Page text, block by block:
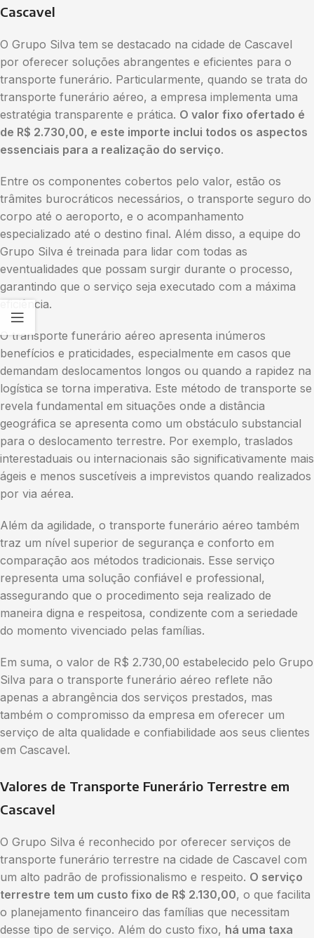
Cascavel
O Grupo Silva tem se destacado na cidade de Cascavel
por oferecer soluções abrangentes e eficientes para o
transporte funerário. Particularmente, quando se trata do
transporte funerário aéreo, a empresa implementa uma
estratégia transparente e prática. O valor fixo ofertado é
de R$ 2.730,00, e este importe inclui todos os aspectos
essenciais para a realização do serviço.
Entre os componentes cobertos pelo valor, estão os
trâmites burocráticos necessários, o transporte seguro do
corpo até o aeroporto, e o acompanhamento
especializado até o destino final. Além disso, a equipe do
Grupo Silva é treinada para lidar com todas as
eventualidades que possam surgir durante o processo,
garantindo que o serviço seja executado com a máxima
eficiência.
O transporte funerário aéreo apresenta inúmeros
benefícios e praticidades, especialmente em casos que
demandam deslocamentos longos ou quando a rapidez na
logística se torna imperativa. Este método de transporte se
revela fundamental em situações onde a distância
geográfica se apresenta como um obstáculo substancial
para o deslocamento terrestre. Por exemplo, traslados
interestaduais ou internacionais são significativamente mais
ágeis e menos suscetíveis a imprevistos quando realizados
por via aérea.
Além da agilidade, o transporte funerário aéreo também
traz um nível superior de segurança e conforto em
comparação aos métodos tradicionais. Esse serviço
representa uma solução confiável e professional,
assegurando que o procedimento seja realizado de
maneira digna e respeitosa, condizente com a seriedade
do momento vivenciado pelas famílias.
Em suma, o valor de R$ 2.730,00 estabelecido pelo Grupo
Silva para o transporte funerário aéreo reflete não
apenas a abrangência dos serviços prestados, mas
também o compromisso da empresa em oferecer um
serviço de alta qualidade e confiabilidade aos seus clientes
em Cascavel.
Valores de Transporte Funerário Terrestre em
Cascavel
O Grupo Silva é reconhecido por oferecer serviços de
transporte funerário terrestre na cidade de Cascavel com
um alto padrão de profissionalismo e respeito. O serviço
terrestre tem um custo fixo de R$ 2.130,00, o que facilita
o planejamento financeiro das famílias que necessitam
desse tipo de serviço. Além do custo fixo, há uma taxa